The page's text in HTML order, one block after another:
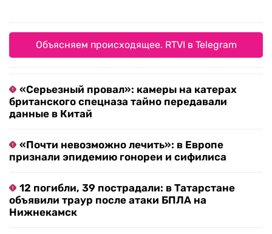
Объясняем происходящее. RTVI в Telegram
«Серьезный провал»: камеры на катерах
британского спецназа тайно передавали
данные в Китай
«Почти невозможно лечить»: в Европе
признали эпидемию гонореи и сифилиса
12 погибли, 39 пострадали: в Татарстане
объявили траур после атаки БПЛА на
Нижнекамск